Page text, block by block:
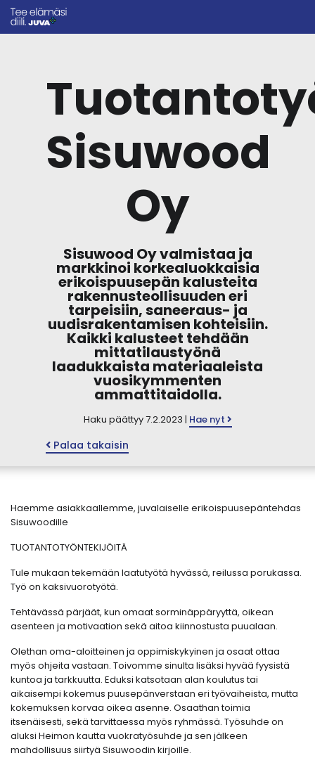
Sisuwood
Oy
Sisuwood Oy valmistaa ja
markkinoi korkealuokkaisia
erikoispuusepän kalusteita
rakennusteollisuuden eri
tarpeisiin, saneeraus- ja
uudisrakentamisen kohteisiin.
Kaikki kalusteet tehdään
mittatilaustyönä
laadukkaista materiaaleista
vuosikymmenten
ammattitaidolla.
Haku päättyy 7.2.2023 | Hae nyt
Palaa takaisin
Haemme asiakkaallemme, juvalaiselle erikoispuusepäntehdas
Sisuwoodille
TUOTANTOTYÖNTEKIJÖITÄ
Tule mukaan tekemään laatutyötä hyvässä, reilussa porukassa.
Työ on kaksivuorotyötä.
Tehtävässä pärjäät, kun omaat sorminäppäryyttä, oikean
asenteen ja motivaation sekä aitoa kiinnostusta puualaan.
Olethan oma-aloitteinen ja oppimiskykyinen ja osaat ottaa
myös ohjeita vastaan. Toivomme sinulta lisäksi hyvää fyysistä
kuntoa ja tarkkuutta. Eduksi katsotaan alan koulutus tai
aikaisempi kokemus puusepänverstaan eri työvaiheista, mutta
kokemuksen korvaa oikea asenne. Osaathan toimia
itsenäisesti, sekä tarvittaessa myös ryhmässä. Työsuhde on
aluksi Heimon kautta vuokratyösuhde ja sen jälkeen
mahdollisuus siirtyä Sisuwoodin kirjoille.